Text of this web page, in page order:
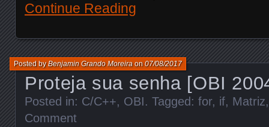
Continue Reading
Proteja sua senha [OBI
Posted byBenjamin Grando Moreiraon07/08/2017
Posted in: C/C++, OBI. Tagged: for, if, Matriz
Comment